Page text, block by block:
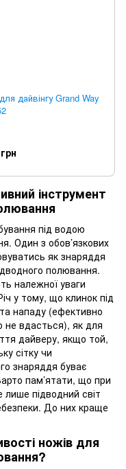
дайвінгу Grand Way
інструмент
під водою
Один з обов’язкових
як знаряддя
полювання.
належної уваги
у тому, що клинок під
нападу (ефективно
не вдасться), як для
дайверу, якщо той,
сітку чи
знаряддя буває
пам’ятати, що при
лише підводний світ
До них краще
ножів для